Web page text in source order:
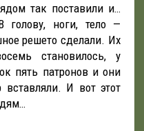
так поставили и…
ноги, тело —
решето сделали. Их
становилось, у
пять патронов и они
И вот этот